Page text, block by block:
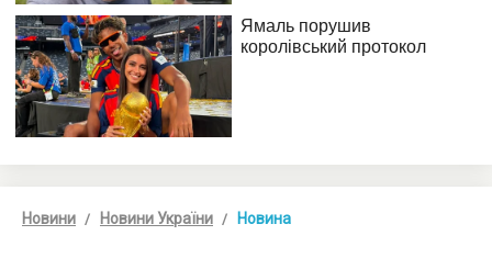
Новини Новини України Новина